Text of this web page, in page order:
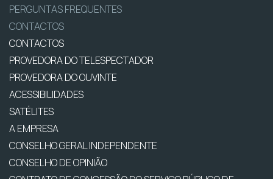
PERGUNTAS FREQUENTES
CONTACTOS
CONTACTOS
PROVEDORA DO TELESPECTADOR
PROVEDORA DO OUVINTE
ACESSIBILIDADES
SATÉLITES
A EMPRESA
CONSELHO GERAL INDEPENDENTE
CONSELHO DE OPINIÃO